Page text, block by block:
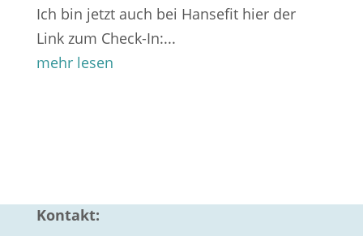
Ich bin jetzt auch bei Hansefit hier der
Link zum Check-In:...
mehr lesen
Kontakt: